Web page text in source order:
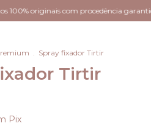
com procedência garantida
. Spray fixador Tirtir
Tirtir
Pix